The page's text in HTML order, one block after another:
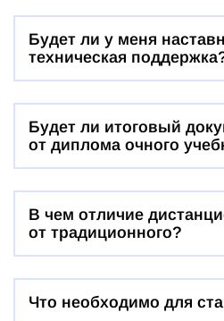
Будет ли у меня
техническая
Будет ли итоговый
от диплома очного
В чем отличие
от традиционного?
Что необходимо для